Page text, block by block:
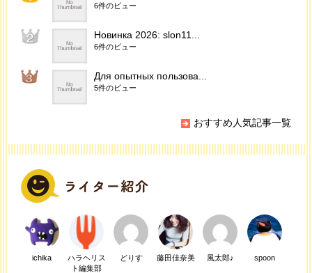
6件のビュー
Новинка 2026: slon11...
6件のビュー
Для опытных пользова...
5件のビュー
おすすめ人気記事一覧
ichika
ハラヘリス
ト編集部
どりす 藤田佳奈美 風太郎♪ spoon